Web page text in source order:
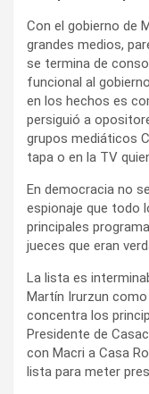
Con el gobierno de
grandes medios,
se termina de
funcional al
en los hechos es
persiguió a
grupos mediáticos
tapa o en la TV
En democracia no
espionaje que todo
principales
jueces que eran
La lista es
Martín Irurzun como
concentra los
Presidente de
con Macri a Casa
lista para meter